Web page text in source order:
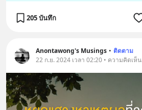
205 บันทึก
Anontawong's Musings • ติดตาม
22 ก.ย. 2024 เวลา 02:20 • ความคิดเห็น